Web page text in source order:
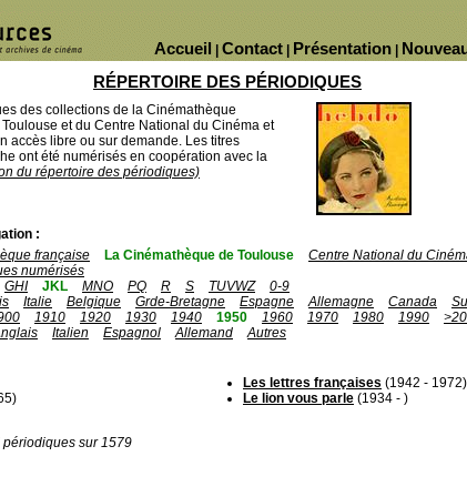
Présentation
Contact
Accueil
RÉPERTOIRE DES PÉRIODIQUES
des collections de la Cinémathèque
et du Centre National du Cinéma et
accès libre ou sur demande. Les titres
ont été numérisés en coopération avec la
du répertoire des périodiques)
:
française La Cinémathèque de Toulouse
Centre National du
numérisés
GHI JKL MNO PQ R S TUVWZ
0-9
Italie Belgique Grde-Bretagne Espagne Allemagne Canada
1910 1920 1930 1940 1950 1960 1970 1980 1990
Italien Espagnol Allemand
Autres
Les lettres françaises (1942 - 1972)
Le lion vous parle (1934 - )
sur 1579